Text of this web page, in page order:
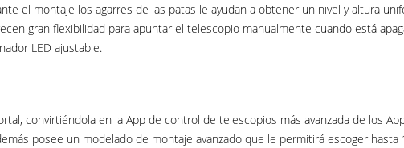
el montaje los agarres de las patas le ayudan a obtener un nivel y altura
gran flexibilidad para apuntar el telescopio manualmente cuando está
LED ajustable.
convirtiéndola en la App de control de telescopios más avanzada de los
posee un modelado de montaje avanzado que le permitirá escoger hasta